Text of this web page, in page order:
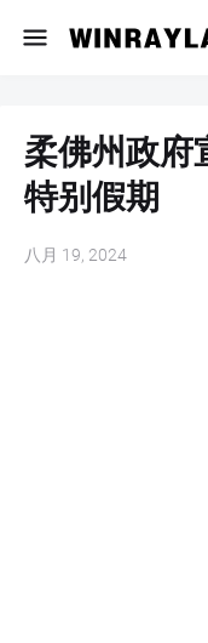
柔佛州政府
特别假期
八月 19, 2024